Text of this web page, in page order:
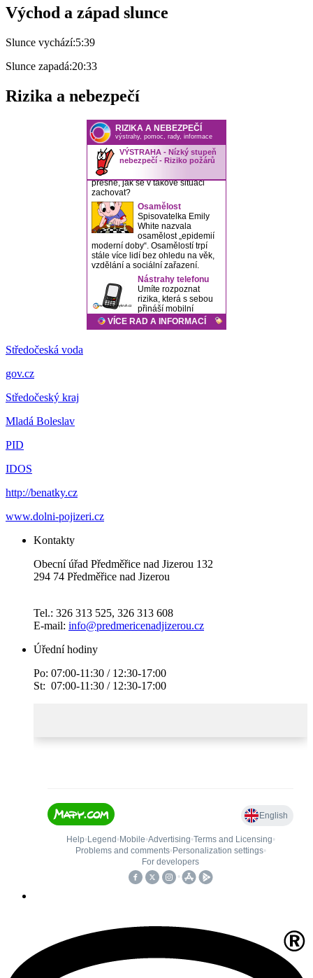
Východ a západ slunce
Slunce vychází:5:39
Slunce zapadá:20:33
Rizika a nebezpečí
Středočeská voda
gov.cz
Středočeský kraj
Mladá Boleslav
PID
IDOS
http://benatky.cz
www.dolni-pojizeri.cz
Kontakty
Obecní úřad Předměřice nad Jizerou 132
294 74 Předměřice nad Jizerou
Tel.: 326 313 525, 326 313 608
E-mail: info@predmericenadjizerou.cz
Úřední hodiny
Po: 07:00-11:30 / 12:30-17:00
St: 07:00-11:30 / 12:30-17:00